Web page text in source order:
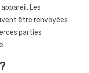
Les
être renvoyées
parties